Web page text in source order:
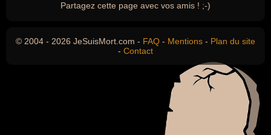
Partagez cette page avec vos amis ! ;-)
© 2004 - 2026 JeSuisMort.com - FAQ - Mentions - Plan du site
- Contact